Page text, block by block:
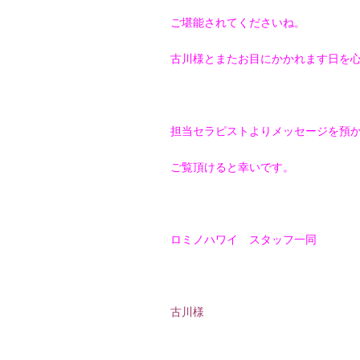
ご堪能されてくださいね。
古川様とまたお目にかかれます日を
担当セラピストよりメッセージを預
ご覧頂けると幸いです。
ロミノハワイ スタッフ一同
古川様